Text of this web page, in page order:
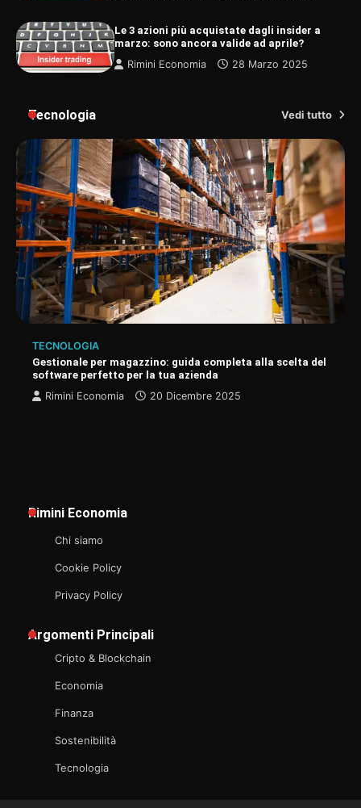
Le 3 azioni più acquistate dagli insider a
marzo: sono ancora valide ad aprile?
Rimini Economia
28 Marzo 2025
Tecnologia Vedi tutto
TECNOLOGIA
Gestionale per magazzino: guida completa alla scelta del
software perfetto per la tua azienda
Rimini Economia
20 Dicembre 2025
Rimini Economia
Chi siamo
Cookie Policy
Privacy Policy
Argomenti Principali
Cripto & Blockchain
Economia
Finanza
Sostenibilità
Tecnologia